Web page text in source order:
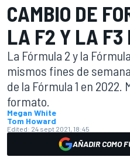
CAMBIO DE
LA F2 Y LA F3
La Fórmula 2 y la
mismos fines de
de la Fórmula 1 en 2022.
formato.
Megan White
Tom Howard
Edited: 24 sept 2021, 18:45
AÑADIR COMO